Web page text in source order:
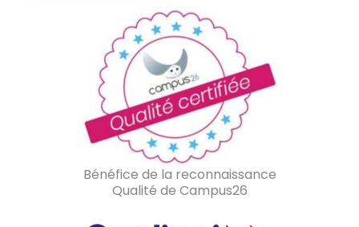
Bénéfice de la reconnaissance
Qualité de Campus26